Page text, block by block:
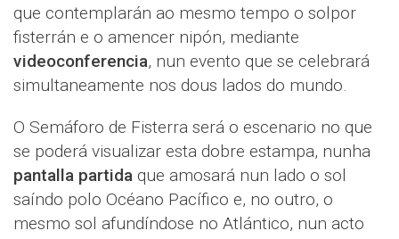
que contemplarán ao mesmo tempo o solpor
fisterrán e o amencer nipón, mediante
videoconferencia, nun evento que se celebrará
simultaneamente nos dous lados do mundo.
O Semáforo de Fisterra será o escenario no que
se poderá visualizar esta dobre estampa, nunha
pantalla partida que amosará nun lado o sol
saíndo polo Océano Pacífico e, no outro, o
mesmo sol afundíndose no Atlántico, nun acto